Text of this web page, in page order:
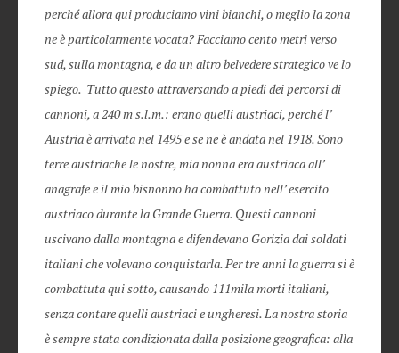
perché allora qui produciamo vini bianchi, o meglio la zona
ne è particolarmente vocata? Facciamo cento metri verso
sud, sulla montagna, e da un altro belvedere strategico ve lo
spiego. Tutto questo attraversando a piedi dei percorsi di
cannoni, a 240 m s.l.m.: erano quelli austriaci, perché l’
Austria è arrivata nel 1495 e se ne è andata nel 1918. Sono
terre austriache le nostre, mia nonna era austriaca all’
anagrafe e il mio bisnonno ha combattuto nell’ esercito
austriaco durante la Grande Guerra. Questi cannoni
uscivano dalla montagna e difendevano Gorizia dai soldati
italiani che volevano conquistarla. Per tre anni la guerra si è
combattuta qui sotto, causando 111mila morti italiani,
senza contare quelli austriaci e ungheresi. La nostra storia
è sempre stata condizionata dalla posizione geografica: alla